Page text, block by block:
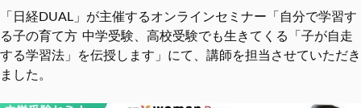
「日経DUAL」が主催するオンラインセミナー「自分で学習す
る子の育て方 中学受験、高校受験でも生きてくる「子が自走
する学習法」を伝授します」にて、講師を担当させていただき
ました。